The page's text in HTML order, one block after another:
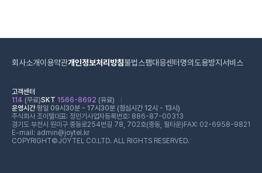
회사소개이용약관개인정보처리방침불법스팸대응센터 명의도용방지서비스
고객센터
114 (무료)SKT 1566-8692 (유료)
운영시간평일 09시30분 - 17시30분 (점심시간 12시 - 13시)
주식회사 조이텔대표: 정민기 사업자등록번호: 886-87-00313
경기도 부천시 원미구 중동로254번길 78, 702호(중동, 필타운) FAX: 02-6958-9821
E-mail: admin@joytel.kr
COPYRIGHT©JOYTEL CO.LTD. ALL RIGHTS RESERVED.